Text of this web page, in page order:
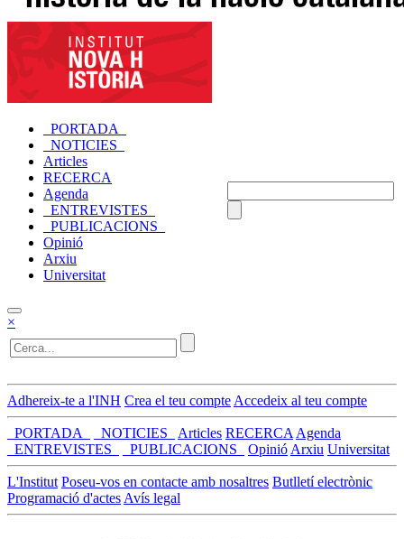
_PORTADA_
_NOTICIES_
Articles
RECERCA
Agenda
_ENTREVISTES_
_PUBLICACIONS_
Opinió
Arxiu
Universitat
×
Adhereix-te a l'INH Crea el teu compte Accedeix al teu compte
_PORTADA_ _NOTICIES_ Articles RECERCA Agenda
_ENTREVISTES_
_PUBLICACIONS_ Opinió Arxiu Universitat
L'Institut Poseu-vos en contacte amb nosaltres Butlletí electrònic
Programació d'actes Avís legal